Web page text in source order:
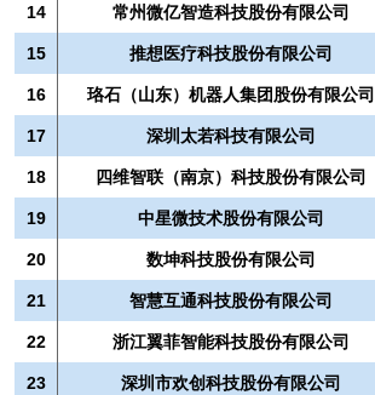
14 常州微亿智造科技股份有限公司
15 推想医疗科技股份有限公司
16 珞石（山东）机器人集团股份有限公司
17 深圳太若科技有限公司
18 四维智联（南京）科技股份有限公司
19 中星微技术股份有限公司
20 数坤科技股份有限公司
21 智慧互通科技股份有限公司
22 浙江翼菲智能科技股份有限公司
23 深圳市欢创科技股份有限公司